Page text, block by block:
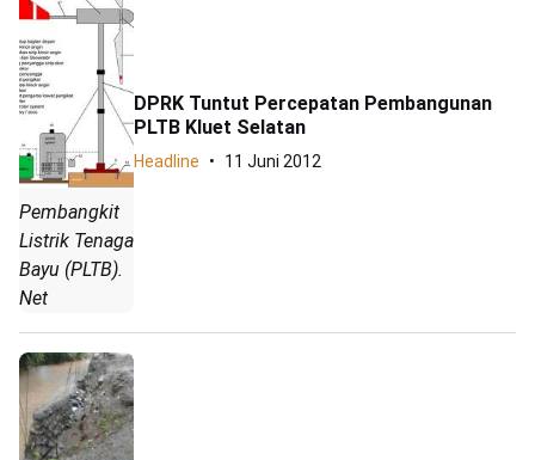
Pembangkit
Listrik Tenaga
Bayu (PLTB).
Net
DPRK Tuntut Percepatan Pembangunan
PLTB Kluet Selatan
Headline 11 Juni 2012